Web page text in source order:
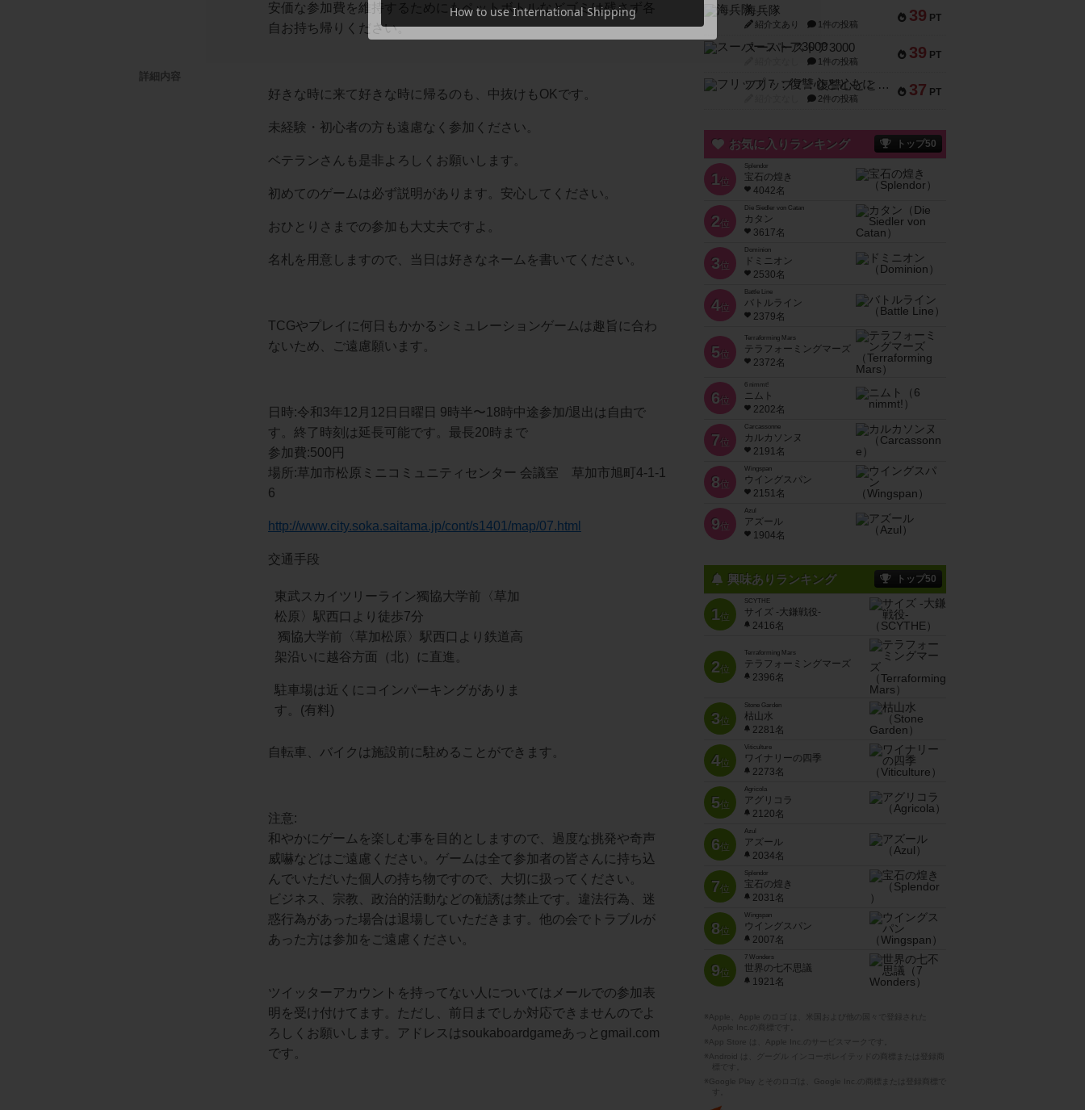
詳細内容
安価な参加費を維持するためにもペットボトルなどゴミは残さず各
自お持ち帰りください。
好きな時に来て好きな時に帰るのも、中抜けもOKです。
未経験・初心者の方も遠慮なく参加ください。
ベテランさんも是非よろしくお願いします。
初めてのゲームは必ず説明があります。安心してください。
おひとりさまでの参加も大丈夫ですよ。
名札を用意しますので、当日は好きなネームを書いてください。
TCGやプレイに何日もかかるシミュレーションゲームは趣旨に合わ
ないため、ご遠慮願います。
日時:令和3年12月12日日曜日 9時半〜18時中途参加/退出は自由で
す。終了時刻は延長可能です。最長20時まで
参加費:500円
場所:草加市松原ミニコミュニティセンター 会議室 草加市旭町4-1-1
6
http://www.city.soka.saitama.jp/cont/s1401/map/07.html
交通手段
東武スカイツリーライン獨協大学前〈草加
松原〉駅西口より徒歩7分
獨協大学前〈草加松原〉駅西口より鉄道高
架沿いに越谷方面（北）に直進。
駐車場は近くにコインパーキングがありま
す。(有料)
自転車、バイクは施設前に駐めることができます。
注意:
和やかにゲームを楽しむ事を目的としますので、過度な挑発や奇声
威嚇などはご遠慮ください。ゲームは全て参加者の皆さんに持ち込
んでいただいた個人の持ち物ですので、大切に扱ってください。
ビジネス、宗教、政治的活動などの勧誘は禁止です。違法行為、迷
惑行為があった場合は退場していただきます。他の会でトラブルが
あった方は参加をご遠慮ください。
ツイッターアカウントを持ってない人についてはメールでの参加表
明を受け付けてます。ただし、前日までしか対応できませんのでよ
ろしくお願いします。アドレスはsoukaboardgameあっとgmail.com
です。
39 PT
海兵隊
紹介文あり 1件の投稿
39 PT
スーパーストア3000
1件の投稿
37 PT
フリップ７：復讐心とともに
2件の投稿
お気に入りランキング トップ50
1位
Splendor
宝石の煌き
4042名
2位
Die Siedler von Catan
カタン
3617名
3位
Dominion
ドミニオン
2530名
4位
Battle Line
バトルライン
2379名
5位
Terraforming Mars
テラフォーミングマーズ
2372名
6位
6 nimmt!
ニムト
2202名
7位
Carcassonne
カルカソンヌ
2191名
8位
Wingspan
ウイングスパン
2151名
9位
Azul
アズール
1904名
興味ありランキング トップ50
1位
SCYTHE
サイズ -大鎌戦役-
2416名
2位
Terraforming Mars
テラフォーミングマーズ
2396名
3位
Stone Garden
枯山水
2281名
4位
Viticulture
ワイナリーの四季
2273名
5位
Agricola
アグリコラ
2120名
6位
Azul
アズール
2034名
7位
Splendor
宝石の煌き
2031名
8位
Wingspan
ウイングスパン
2007名
9位
7 Wonders
世界の七不思議
1921名
※Apple、Apple のロゴ は、米国および他の国々で登録された
Apple Inc.の商標です。
※App Store は、Apple Inc.のサービスマークです。
※Android は、グーグル インコーポレイテッドの商標または登録商
※Google Play とそのロゴは、Google Inc.の商標または登録商標で